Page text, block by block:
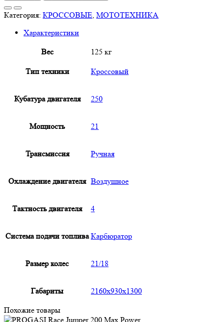
Кросс
(172FMM-
Категория: КРОССОВЫЕ, МОТОТЕХНИКА
Характеристики
Вес 125 кг
Тип техники Кроссовый
Кубатура двигателя 250
Мощность 21
Трансмиссия Ручная
Охлаждение двигателя Воздушное
Тактность двигателя 4
Система подачи топлива Карбюратор
Размер колес 21/18
Габариты 2160x930x1300
Похожие товары